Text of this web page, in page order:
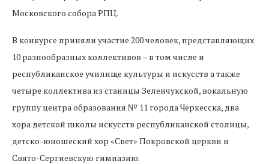
Московского собора РПЦ.
В конкурсе приняли участие 200 человек, представляющих
10 разнообразных коллективов – в том числе и
республиканское училище культуры и искусств а также
четыре коллектива из станицы Зеленчукской, вокальную
группу центра образования № 11 города Черкесска, два
хора детской школы искусств республиканской столицы,
детско-юношеский хор «Свет» Покровской церкви и
Свято-Сергиевскую гимназию.